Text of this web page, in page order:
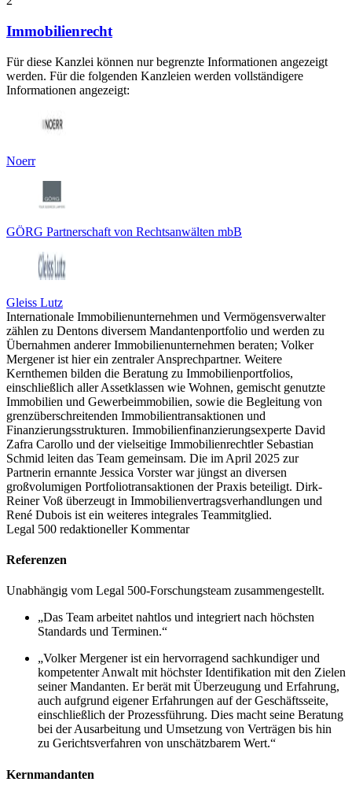
Immobilienrecht
Für diese Kanzlei können nur begrenzte Informationen angezeigt
werden. Für die folgenden Kanzleien werden vollständigere
Informationen angezeigt:
Noerr
GÖRG Partnerschaft von Rechtsanwälten mbB
Gleiss Lutz
Internationale Immobilienunternehmen und Vermögensverwalter
zählen zu Dentons diversem Mandantenportfolio und werden zu
Übernahmen anderer Immobilienunternehmen beraten; Volker
Mergener ist hier ein zentraler Ansprechpartner. Weitere
Kernthemen bilden die Beratung zu Immobilienportfolios,
einschließlich aller Assetklassen wie Wohnen, gemischt genutzte
Immobilien und Gewerbeimmobilien, sowie die Begleitung von
grenzüberschreitenden Immobilientransaktionen und
Finanzierungsstrukturen. Immobilienfinanzierungsexperte David
Zafra Carollo und der vielseitige Immobilienrechtler Sebastian
Schmid leiten das Team gemeinsam. Die im April 2025 zur
Partnerin ernannte Jessica Vorster war jüngst an diversen
großvolumigen Portfoliotransaktionen der Praxis beteiligt. Dirk-
Reiner Voß überzeugt in Immobilienvertragsverhandlungen und
René Dubois ist ein weiteres integrales Teammitglied.
Legal 500 redaktioneller Kommentar
Referenzen
Unabhängig vom Legal 500-Forschungsteam zusammengestellt.
„Das Team arbeitet nahtlos und integriert nach höchsten
Standards und Terminen.“
„Volker Mergener ist ein hervorragend sachkundiger und
kompetenter Anwalt mit höchster Identifikation mit den Zielen
seiner Mandanten. Er berät mit Überzeugung und Erfahrung,
auch aufgrund eigener Erfahrungen auf der Geschäftsseite,
einschließlich der Prozessführung. Dies macht seine Beratung
bei der Ausarbeitung und Umsetzung von Verträgen bis hin
zu Gerichtsverfahren von unschätzbarem Wert.“
Kernmandanten